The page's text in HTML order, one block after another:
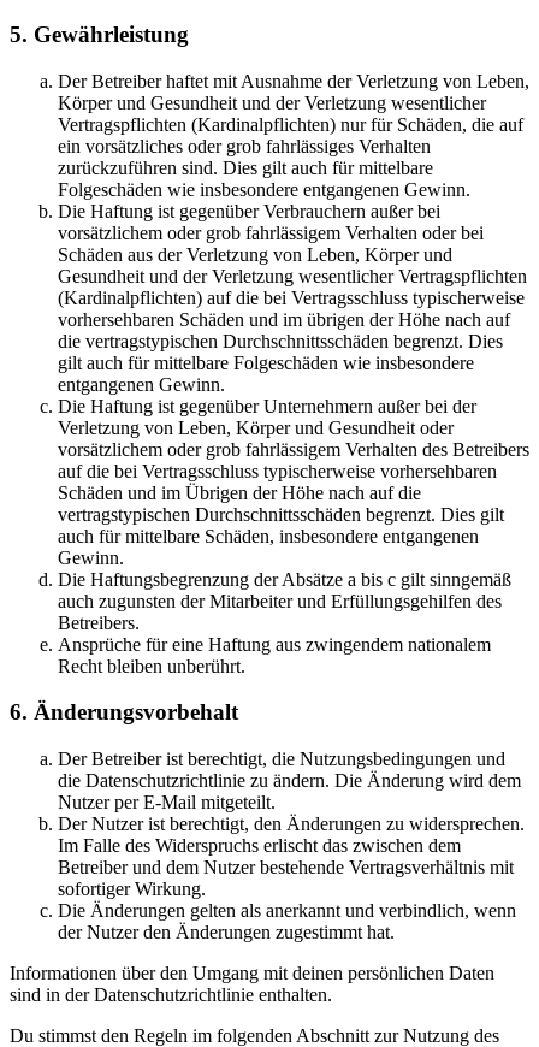
5. Gewährleistung
Der Betreiber haftet mit Ausnahme der Verletzung von Leben,
Körper und Gesundheit und der Verletzung wesentlicher
Vertragspflichten (Kardinalpflichten) nur für Schäden, die auf
ein vorsätzliches oder grob fahrlässiges Verhalten
zurückzuführen sind. Dies gilt auch für mittelbare
Folgeschäden wie insbesondere entgangenen Gewinn.
Die Haftung ist gegenüber Verbrauchern außer bei
vorsätzlichem oder grob fahrlässigem Verhalten oder bei
Schäden aus der Verletzung von Leben, Körper und
Gesundheit und der Verletzung wesentlicher Vertragspflichten
(Kardinalpflichten) auf die bei Vertragsschluss typischerweise
vorhersehbaren Schäden und im übrigen der Höhe nach auf
die vertragstypischen Durchschnittsschäden begrenzt. Dies
gilt auch für mittelbare Folgeschäden wie insbesondere
entgangenen Gewinn.
Die Haftung ist gegenüber Unternehmern außer bei der
Verletzung von Leben, Körper und Gesundheit oder
vorsätzlichem oder grob fahrlässigem Verhalten des Betreibers
auf die bei Vertragsschluss typischerweise vorhersehbaren
Schäden und im Übrigen der Höhe nach auf die
vertragstypischen Durchschnittsschäden begrenzt. Dies gilt
auch für mittelbare Schäden, insbesondere entgangenen
Gewinn.
Die Haftungsbegrenzung der Absätze a bis c gilt sinngemäß
auch zugunsten der Mitarbeiter und Erfüllungsgehilfen des
Betreibers.
Ansprüche für eine Haftung aus zwingendem nationalem
Recht bleiben unberührt.
6. Änderungsvorbehalt
Der Betreiber ist berechtigt, die Nutzungsbedingungen und
die Datenschutzrichtlinie zu ändern. Die Änderung wird dem
Nutzer per E-Mail mitgeteilt.
Der Nutzer ist berechtigt, den Änderungen zu widersprechen.
Im Falle des Widerspruchs erlischt das zwischen dem
Betreiber und dem Nutzer bestehende Vertragsverhältnis mit
sofortiger Wirkung.
Die Änderungen gelten als anerkannt und verbindlich, wenn
der Nutzer den Änderungen zugestimmt hat.
Informationen über den Umgang mit deinen persönlichen Daten
sind in der Datenschutzrichtlinie enthalten.
Du stimmst den Regeln im folgenden Abschnitt zur Nutzung des